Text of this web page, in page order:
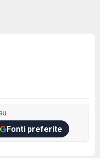
Fonti preferite